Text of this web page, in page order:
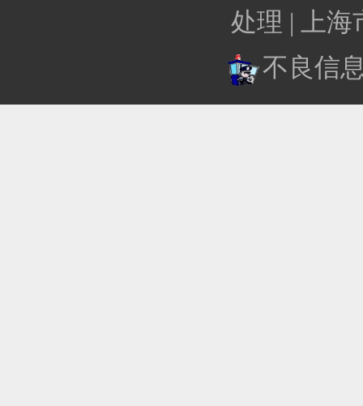
处理 |
上
不良信